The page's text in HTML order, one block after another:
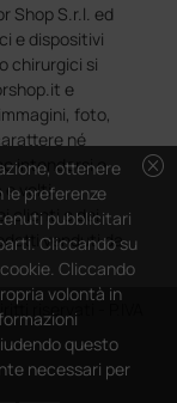
Shop S.r.l. ed
e dispositivi
chirurgici si
e
foto,
né
intendersi e
e volti
clienti e dei
venduti da
riservati - P.IVA
cancel
ottenere
preferenze
pubblicitari
Cliccando su
Cliccando
volontà in
questo
necessari per